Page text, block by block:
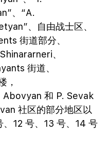
、“A.
、自由战士区、
街道部分、
、
街道、
，
和 P. Sevak
社区的部分地区以
、12 号、13 号、14 号